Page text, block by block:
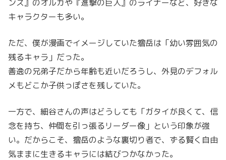
ンズ』のオルガや『進撃の巨人』のライナーなど、好きな
キャラクターも多い。
ただ、僕が漫画でイメージしていた獪岳は「幼い雰囲気の
残るキャラ」だった。
善逸の兄弟子だから年齢も近いだろうし、外見のデフォル
メもどこか子供っぽさを残していた。
一方で、細谷さんの声はどうしても「ガタイが良くて、信
念を持ち、仲間を引っ張るリーダー像」という印象が強
い。だからこそ、獪岳のような裏切り者で、ずる賢く自由
気ままに生きるキャラには結びつかなかった。